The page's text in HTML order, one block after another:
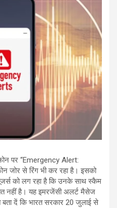
पर “Emergency Alert:
जोर से रिंग भी कर रहा है। इसको
को लग रहा है कि उनके साथ स्कैम
नहीं है। यह इमरजेंसी अलर्ट मैसेज
बता दें कि भारत सरकार 20 जुलाई से